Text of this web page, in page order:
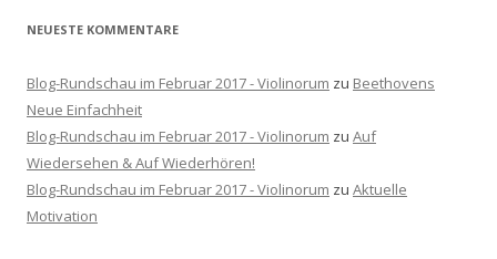
NEUESTE KOMMENTARE
Blog-Rundschau im Februar 2017 - Violinorum zu Beethovens
Neue Einfachheit
Blog-Rundschau im Februar 2017 - Violinorum zu Auf
Wiedersehen & Auf Wiederhören!
Blog-Rundschau im Februar 2017 - Violinorum zu Aktuelle
Motivation